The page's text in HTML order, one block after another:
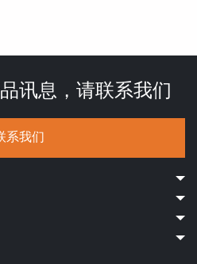
讯息，请联系我们
系我们